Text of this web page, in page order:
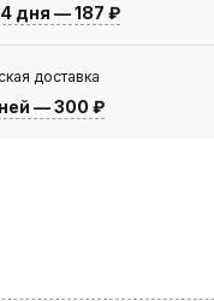
дня —187 ₽
доставка
—300 ₽